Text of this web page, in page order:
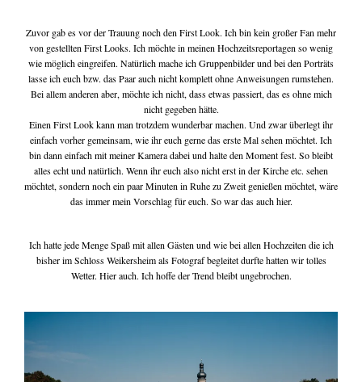
Zuvor gab es vor der Trauung noch den First Look. Ich bin kein großer Fan mehr
von gestellten First Looks. Ich möchte in meinen Hochzeitsreportagen so wenig
wie möglich eingreifen. Natürlich mache ich Gruppenbilder und bei den Porträts
lasse ich euch bzw. das Paar auch nicht komplett ohne Anweisungen rumstehen.
Bei allem anderen aber, möchte ich nicht, dass etwas passiert, das es ohne mich
nicht gegeben hätte.
Einen First Look kann man trotzdem wunderbar machen. Und zwar überlegt ihr
einfach vorher gemeinsam, wie ihr euch gerne das erste Mal sehen möchtet. Ich
bin dann einfach mit meiner Kamera dabei und halte den Moment fest. So bleibt
alles echt und natürlich. Wenn ihr euch also nicht erst in der Kirche etc. sehen
möchtet, sondern noch ein paar Minuten in Ruhe zu Zweit genießen möchtet, wäre
das immer mein Vorschlag für euch. So war das auch hier.
Ich hatte jede Menge Spaß mit allen Gästen und wie bei allen Hochzeiten die ich
bisher im Schloss Weikersheim als Fotograf begleitet durfte hatten wir tolles
Wetter. Hier auch. Ich hoffe der Trend bleibt ungebrochen.